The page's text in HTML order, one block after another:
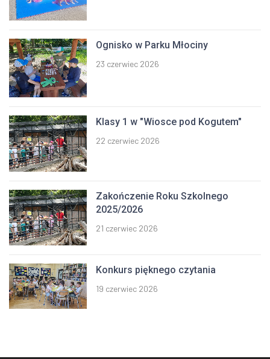
Ognisko w Parku Młociny
23 czerwiec 2026
Klasy 1 w "Wiosce pod Kogutem"
22 czerwiec 2026
Zakończenie Roku Szkolnego
2025/2026
21 czerwiec 2026
Konkurs pięknego czytania
19 czerwiec 2026